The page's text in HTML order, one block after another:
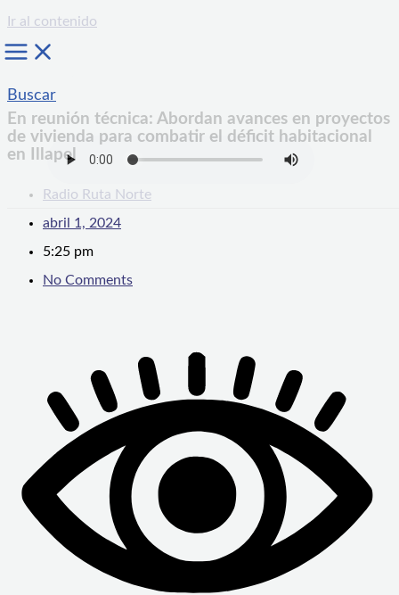
Ir al contenido
Buscar
En reunión técnica: Abordan avances en proyectos
de vivienda para combatir el déficit habitacional
en Illapel
Radio Ruta Norte
abril 1, 2024
5:25 pm
No Comments